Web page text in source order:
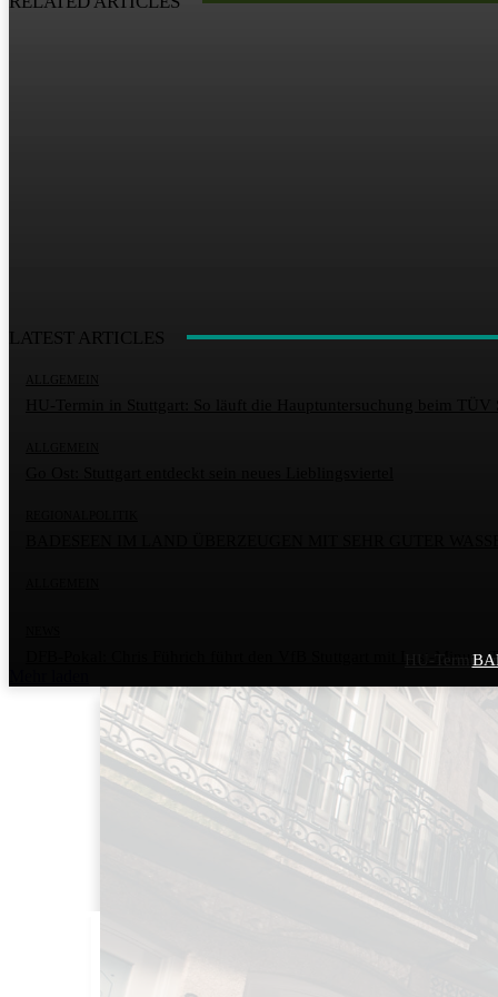
HU-Termin
LATEST ARTICLES
DFB-Pokal: Chris Führich führt den VfB Stuttgart mit Last-Minute-